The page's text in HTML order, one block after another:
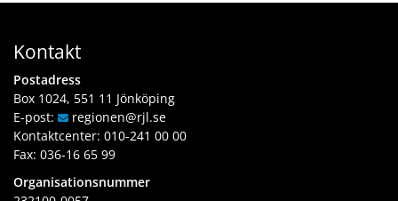
Kontakt
Postadress
Box 1024, 551 11 Jönköping
E-post:
regionen@rjl.se
Kontaktcenter: 010-241 00 00
Fax: 036-16 65 99
Organisationsnummer